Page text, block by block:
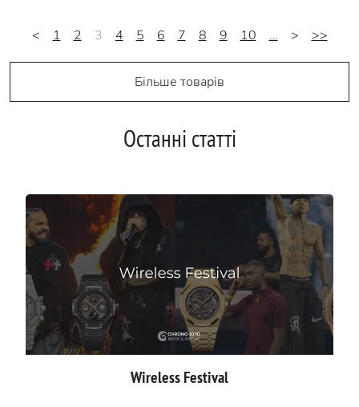
< 1 2 3 4 5 6 7 8 9 10 … > >>
Більше товарів
Останні статті
Wireless Festival